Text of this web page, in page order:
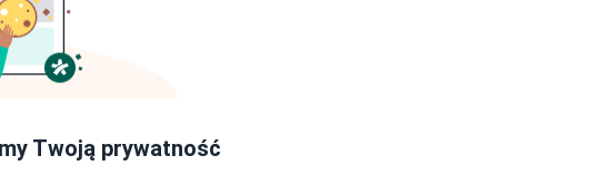
przy ulicy Armii Krajowej 39 i oferuje
centrum pacjenci mogą skorzystać z
ginekologia,
medyczny jest wykwalifikowany i
pozwala na świadczenie usług
Twoją prywatność